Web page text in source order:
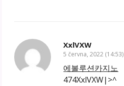
XxlVXW
5 června, 2022 (14:53)
에볼루션카지노
474XxlVXW|>^